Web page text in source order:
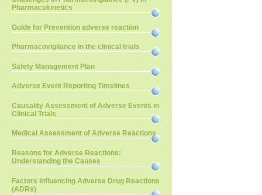
Pharmacokinetics
Guide for Prevention adverse reaction
Pharmacovigilance in the clinical trials
Safety Management Plan
Adverse Event Reporting Timelines
Causality Assessment of Adverse Events in
Clinical Trials
Medical Assessment of Adverse Reactions
Reasons for Adverse Reactions:
Understanding the Causes
Factors Influencing Adverse Drug Reactions
(ADRs)